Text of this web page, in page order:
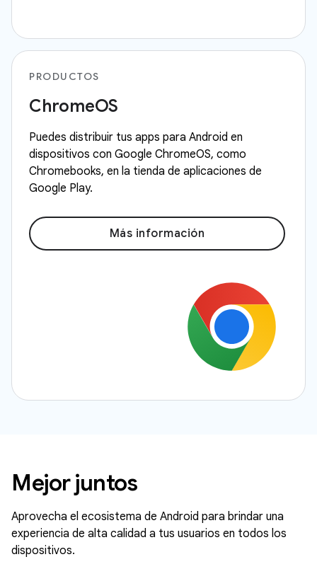
PRODUCTOS
ChromeOS
Puedes distribuir tus apps para Android en
dispositivos con Google ChromeOS, como
Chromebooks, en la tienda de aplicaciones de
Google Play.
Más información
Mejor juntos
Aprovecha el ecosistema de Android para brindar una
experiencia de alta calidad a tus usuarios en todos los
dispositivos.